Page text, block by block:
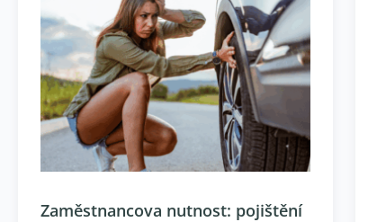
Zaměstnancova nutnost: pojištění